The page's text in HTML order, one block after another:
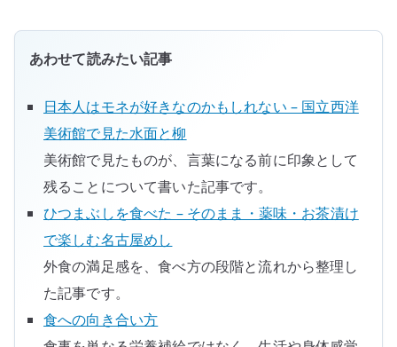
あわせて読みたい記事
日本人はモネが好きなのかもしれない – 国立西洋
美術館で見た水面と柳
美術館で見たものが、言葉になる前に印象として
残ることについて書いた記事です。
ひつまぶしを食べた – そのまま・薬味・お茶漬け
で楽しむ名古屋めし
外食の満足感を、食べ方の段階と流れから整理し
た記事です。
食への向き合い方